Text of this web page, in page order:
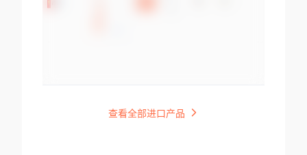
查看全部进口产品